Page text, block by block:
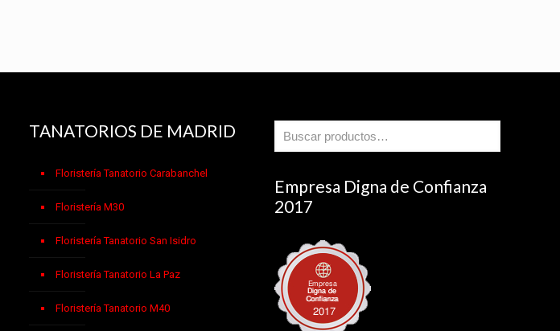
TANATORIOS DE MADRID
Floristería Tanatorio Carabanchel
Floristería M30
Floristería Tanatorio San Isidro
Floristería Tanatorio La Paz
Floristería Tanatorio M40
Empresa Digna de Confianza
2017